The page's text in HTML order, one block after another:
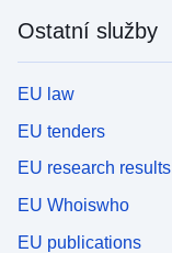
Ostatní služby
EU law
EU tenders
EU research results
EU Whoiswho
EU publications